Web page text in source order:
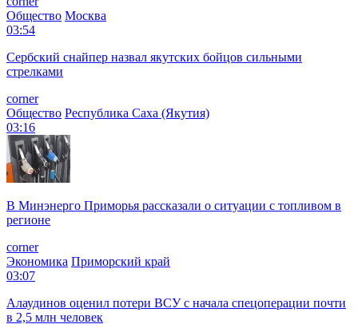
Общество Москва
03:54
Сербский снайпер назвал якутских бойцов сильными
стрелками
corner
Общество Республика Саха (Якутия)
03:16
В Минэнерго Приморья рассказали о ситуации с топливом в
регионе
corner
Экономика Приморский край
03:07
Алаудинов оценил потери ВСУ с начала спецоперации почти
в 2,5 млн человек